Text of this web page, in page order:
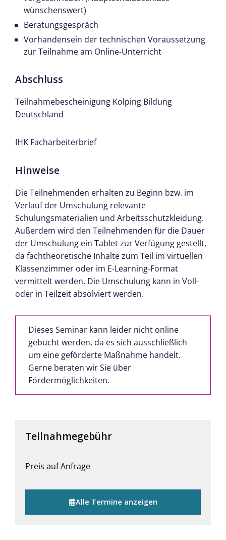
wünschenswert)
Beratungsgespräch
Vorhandensein der technischen Voraussetzung
zur Teilnahme am Online-Unterricht
Abschluss
Teilnahmebescheinigung Kolping Bildung
Deutschland
IHK Facharbeiterbrief
Hinweise
Die Teilnehmenden erhalten zu Beginn bzw. im
Verlauf der Umschulung relevante
Schulungsmaterialien und Arbeitsschutzkleidung.
Außerdem wird den Teilnehmenden für die Dauer
der Umschulung ein Tablet zur Verfügung gestellt,
da fachtheoretische Inhalte zum Teil im virtuellen
Klassenzimmer oder im E-Learning-Format
vermittelt werden. Die Umschulung kann in Voll-
oder in Teilzeit absolviert werden.
Dieses Seminar kann leider nicht online
gebucht werden, da es sich ausschließlich
um eine geförderte Maßnahme handelt.
Gerne beraten wir Sie über
Fördermöglichkeiten.
Teilnahmegebühr
Preis auf Anfrage
Alle Termine anzeigen